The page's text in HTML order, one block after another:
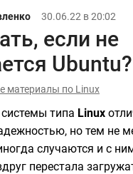
30.06.22 в 20:02
если не
Ubuntu?
материалы по Linux
типа Linux
но тем не
случаются и с
перестала